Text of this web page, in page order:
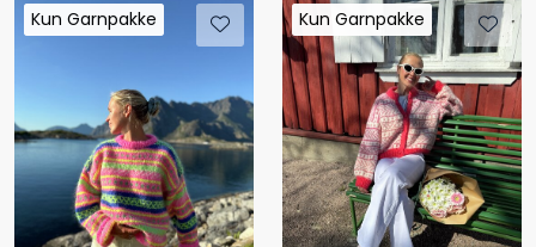
Kun Garnpakke
Kun Garnpakke Kun Garnpakke
Kun Garnpakke